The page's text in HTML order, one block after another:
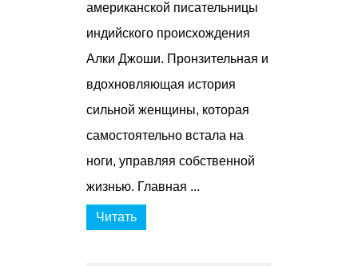
американской писательницы
индийского происхождения
Алки Джоши. Пронзительная и
вдохновляющая история
сильной женщины, которая
самостоятельно встала на
ноги, управляя собственной
жизнью. Главная ...
Читать